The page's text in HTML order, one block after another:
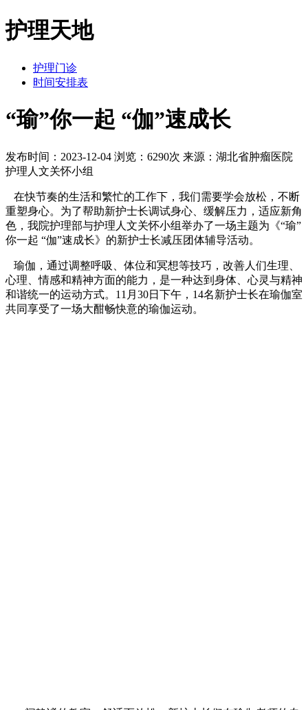
护理天地
护理门诊
时间安排表
“瑜”你一起 “伽”速成长
发布时间：2023-12-04 浏览：6290次 来源：湖北省肿瘤医院
护理人文关怀小组
在快节奏的生活和繁忙的工作下，我们需要学会放松，不断
重塑身心。为了帮助新护士长调试身心、缓解压力，适应新角
色，我院护理部与护理人文关怀小组举办了一场主题为《“瑜”
你一起 “伽”速成长》的新护士长减压团体辅导活动。
瑜伽，通过调整呼吸、体位和冥想等技巧，改善人们生理、
心理、情感和精神方面的能力，是一种达到身体、心灵与精神
和谐统一的运动方式。11月30日下午，14名新护士长在瑜伽室
共同享受了一场大酣畅快意的瑜伽运动。